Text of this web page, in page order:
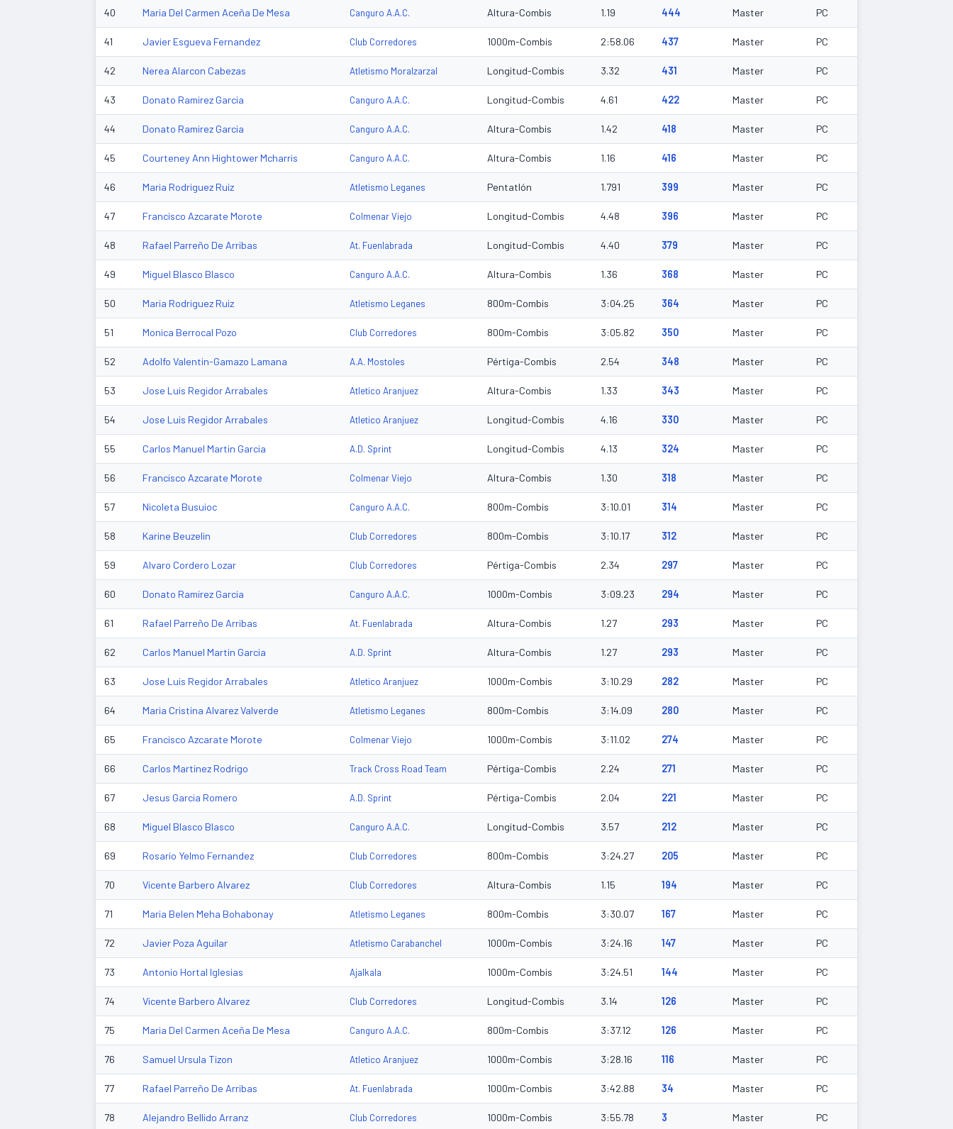
40 Maria Del Carmen Aceña De Mesa Canguro A.A.C. Altura-Combis 1.19 444 Master PC
41 Javier Esgueva Fernandez Club Corredores 1000m-Combis 2:58.06 437 Master PC
42 Nerea Alarcon Cabezas Atletismo Moralzarzal Longitud-Combis 3.32 431 Master PC
43 Donato Ramirez Garcia Canguro A.A.C. Longitud-Combis 4.61 422 Master PC
44 Donato Ramirez Garcia Canguro A.A.C. Altura-Combis 1.42 418 Master PC
45 Courteney Ann Hightower Mcharris Canguro A.A.C. Altura-Combis 1.16 416 Master PC
46 Maria Rodriguez Ruiz Atletismo Leganes Pentatlón 1.791 399 Master PC
47 Francisco Azcarate Morote Colmenar Viejo Longitud-Combis 4.48 396 Master PC
48 Rafael Parreño De Arribas At. Fuenlabrada Longitud-Combis 4.40 379 Master PC
49 Miguel Blasco Blasco Canguro A.A.C. Altura-Combis 1.36 368 Master PC
50 Maria Rodriguez Ruiz Atletismo Leganes 800m-Combis 3:04.25 364 Master PC
51 Monica Berrocal Pozo Club Corredores 800m-Combis 3:05.82 350 Master PC
52 Adolfo Valentin-Gamazo Lamana A.A. Mostoles Pértiga-Combis 2.54 348 Master PC
53 Jose Luis Regidor Arrabales Atletico Aranjuez Altura-Combis 1.33 343 Master PC
54 Jose Luis Regidor Arrabales Atletico Aranjuez Longitud-Combis 4.16 330 Master PC
55 Carlos Manuel Martin Garcia A.D. Sprint Longitud-Combis 4.13 324 Master PC
56 Francisco Azcarate Morote Colmenar Viejo Altura-Combis 1.30 318 Master PC
57 Nicoleta Busuioc Canguro A.A.C. 800m-Combis 3:10.01 314 Master PC
58 Karine Beuzelin Club Corredores 800m-Combis 3:10.17 312 Master PC
59 Alvaro Cordero Lozar Club Corredores Pértiga-Combis 2.34 297 Master PC
60 Donato Ramirez Garcia Canguro A.A.C. 1000m-Combis 3:09.23 294 Master PC
61 Rafael Parreño De Arribas At. Fuenlabrada Altura-Combis 1.27 293 Master PC
62 Carlos Manuel Martin Garcia A.D. Sprint Altura-Combis 1.27 293 Master PC
63 Jose Luis Regidor Arrabales Atletico Aranjuez 1000m-Combis 3:10.29 282 Master PC
64 Maria Cristina Alvarez Valverde Atletismo Leganes 800m-Combis 3:14.09 280 Master PC
65 Francisco Azcarate Morote Colmenar Viejo 1000m-Combis 3:11.02 274 Master PC
66 Carlos Martinez Rodrigo Track Cross Road Team Pértiga-Combis 2.24 271 Master PC
67 Jesus Garcia Romero A.D. Sprint Pértiga-Combis 2.04 221 Master PC
68 Miguel Blasco Blasco Canguro A.A.C. Longitud-Combis 3.57 212 Master PC
69 Rosario Yelmo Fernandez Club Corredores 800m-Combis 3:24.27 205 Master PC
70 Vicente Barbero Alvarez Club Corredores Altura-Combis 1.15 194 Master PC
71 Maria Belen Meha Bohabonay Atletismo Leganes 800m-Combis 3:30.07 167 Master PC
72 Javier Poza Aguilar Atletismo Carabanchel 1000m-Combis 3:24.16 147 Master PC
73 Antonio Hortal Iglesias Ajalkala 1000m-Combis 3:24.51 144 Master PC
74 Vicente Barbero Alvarez Club Corredores Longitud-Combis 3.14 126 Master PC
75 Maria Del Carmen Aceña De Mesa Canguro A.A.C. 800m-Combis 3:37.12 126 Master PC
76 Samuel Ursula Tizon Atletico Aranjuez 1000m-Combis 3:28.16 116 Master PC
77 Rafael Parreño De Arribas At. Fuenlabrada 1000m-Combis 3:42.88 34 Master PC
78 Alejandro Bellido Arranz Club Corredores 1000m-Combis 3:55.78 3 Master PC